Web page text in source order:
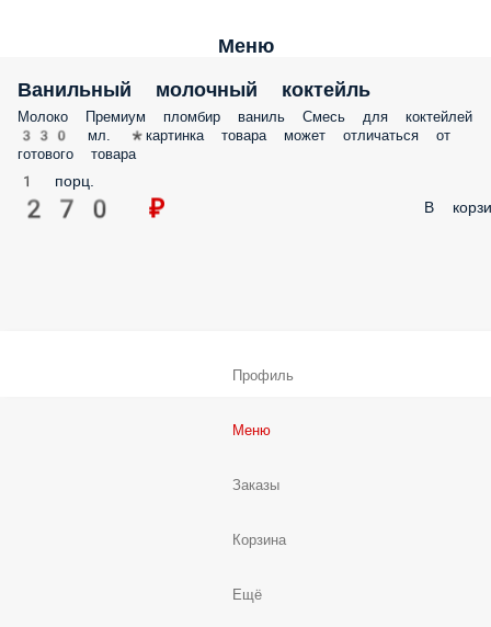
Меню
Ванильный молочный коктейль
Молоко Премиум пломбир ваниль Смесь для коктейлей
330 мл. *картинка товара может отличаться от
готового товара
1 порц.
270 ₽ В
Профиль
Меню
Заказы
Корзина
Ещё